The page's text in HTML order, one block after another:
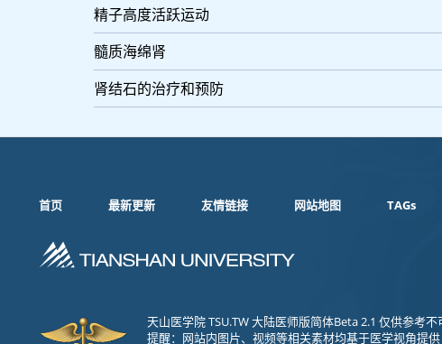
精子高度活跃运动
髓质海绵肾
肾结石的治疗和预防
首页 最新更新 友情链接 网站地图 TAGs
天山医学院 TSU.TW 大陆医师版简体Beta 2.1 仅供参考
提醒：网站内图片、视频等相关素材均基于医学视角提